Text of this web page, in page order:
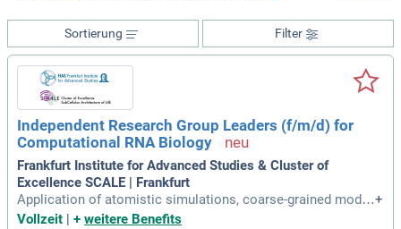
Filter
Sortierung
Independent Research Group Leaders (f/m/d) for
Computational RNA Biology
Frankfurt Institute for Advanced Studies & Cluster of
Excellence SCALE | Frankfurt
Application of atomistic simulations, coarse-grained model
ing, RNA folding prediction, RNA-protein and RNA-small mol
+
Vollzeit
+ weitere Benefits